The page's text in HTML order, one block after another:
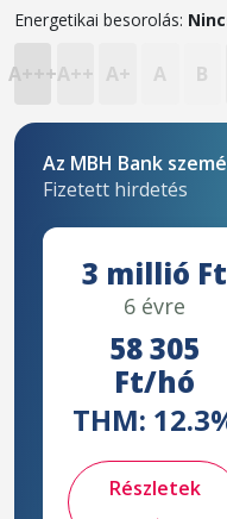
Energetikai besorolás:
A+++A++ A+ A B
Az MBH Bank
Fizetett hirdetés
3 millió Ft
6 évre
58 305
Ft/hó
THM:
Részletek